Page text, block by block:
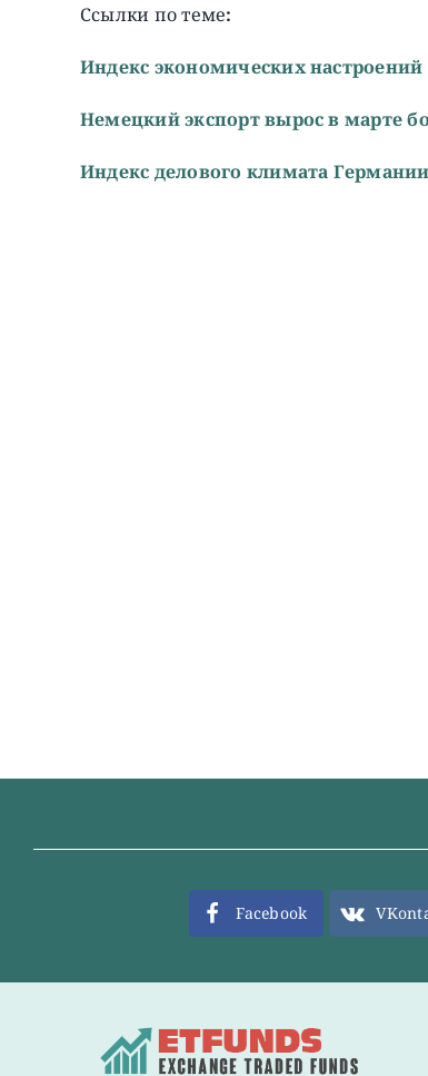
Ссылки по теме:
Индекс экономических
Немецкий экспорт вырос в марте
Индекс делового климата
Facebook